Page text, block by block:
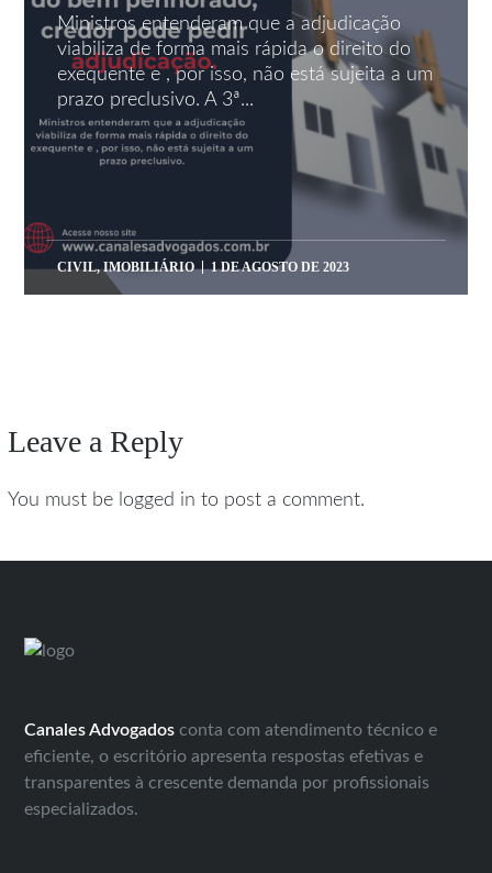
Ministros entenderam que a adjudicação
viabiliza de forma mais rápida o direito do
exequente e , por isso, não está sujeita a um
prazo preclusivo. A 3ª...
CIVIL,IMOBILIÁRIO 1 DE AGOSTO DE 2023
Leave a Reply
You must be logged in to post a comment.
Canales Advogados conta com atendimento técnico e
eficiente, o escritório apresenta respostas efetivas e
transparentes à crescente demanda por profissionais
especializados.